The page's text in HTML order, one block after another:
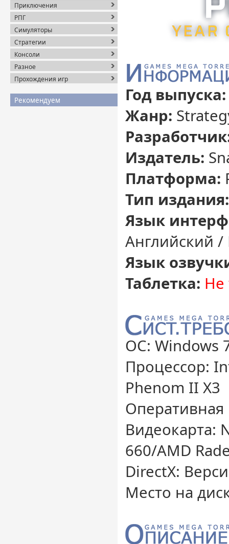
Приключения
РПГ
Симуляторы
Стратегии
Консоли
Разное
Прохождения игр
Рекомендуем Год выпуска:
Жанр:
Издатель:
Платформа:
Тип издания:
Язык
Английский /
Язык
Таблетка: Не
ОС: Windows
Процессор:
Phenom II X3
Оперативная
Видеокарта:
660/AMD
DirectX:
Место на